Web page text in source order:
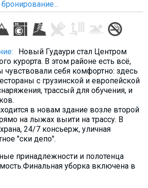
бронирование...
Новый Гудаури стал Центром
курорта. В этом районе есть всё,
чувствовали себя комфортно: здесь
с грузинской и европейской
трассый для обучения, и
в новам здание возле второй
на лыжах выити на трассу. В
24/7 консьерж, уличная
"ски депо".
принадлежности и полотенца
уборка включена в
предложения
аренда